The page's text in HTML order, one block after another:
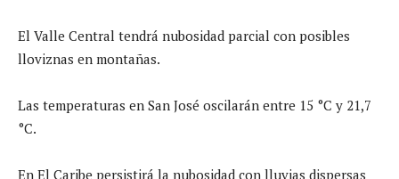
El Valle Central tendrá nubosidad parcial con posibles
lloviznas en montañas.
Las temperaturas en San José oscilarán entre 15 °C y 21,7
°C.
En El Caribe persistirá la nubosidad con lluvias dispersas